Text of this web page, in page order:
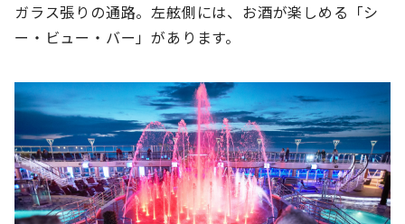
ガラス張りの通路。左舷側には、お酒が楽しめる「シ
ー・ビュー・バー」があります。